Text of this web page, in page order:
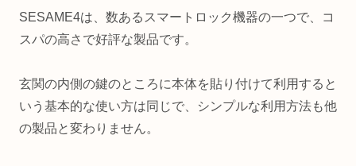
SESAME4は、数あるスマートロック機器の一つで、コ
スパの高さで好評な製品です。
玄関の内側の鍵のところに本体を貼り付けて利用すると
いう基本的な使い方は同じで、シンプルな利用方法も他
の製品と変わりません。